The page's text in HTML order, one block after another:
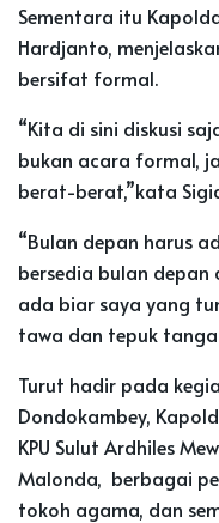
Sementara itu
Hardjanto,
bersifat formal.
“Kita di sini diskusi
bukan acara formal,
berat-berat,”kata
“Bulan depan harus
bersedia bulan
ada biar saya yang
tawa dan tepuk
Turut hadir pada
Dondokambey,
KPU Sulut Ardhiles
Malonda, berbagai
tokoh agama, dan